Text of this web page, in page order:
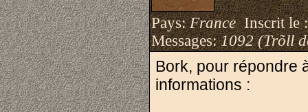
Pays:FranceInscrit le
Messages:1092 (Trõll
Bork, pour répondre
informations :